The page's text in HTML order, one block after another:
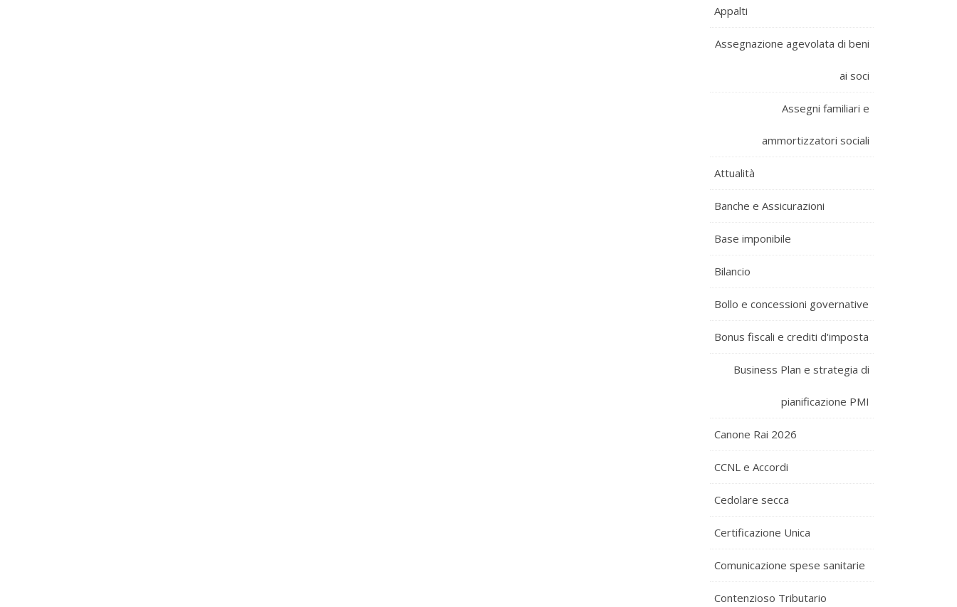
Appalti
Assegnazione agevolata di beni
ai soci
Assegni familiari e
ammortizzatori sociali
Attualità
Banche e Assicurazioni
Base imponibile
Bilancio
Bollo e concessioni governative
Bonus fiscali e crediti d'imposta
Business Plan e strategia di
pianificazione PMI
Canone Rai 2026
CCNL e Accordi
Cedolare secca
Certificazione Unica
Comunicazione spese sanitarie
Contenzioso Tributario